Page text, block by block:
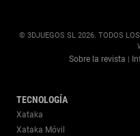
© 3DJUEGOS SL 2026. TODOS
Sobre la revista |
TECNOLOGÍA
Xataka
Xataka Móvil